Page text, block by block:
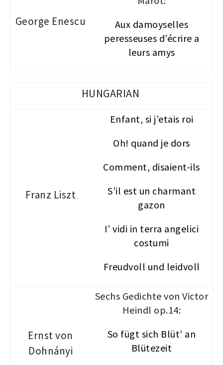
George Enescu
Aux damoyselles
peresseuses d’écrire a
leurs amys
HUNGARIAN
Franz Liszt
Enfant, si j’etais roi
Oh! quand je dors
Comment, disaient-ils
S’il est un charmant
gazon
I’ vidi in terra angelici
costumi
Freudvoll und leidvoll
Ernst von
Dohnányi
Sechs Gedichte von Victor
Heindl op.14:
So fügt sich Blüt’ an
Blütezeit